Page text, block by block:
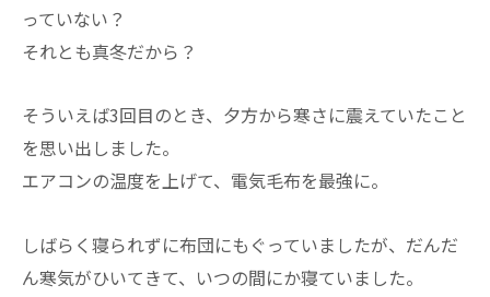
っていない？
それとも真冬だから？
そういえば3回目のとき、夕方から寒さに震えていたこと
を思い出しました。
エアコンの温度を上げて、電気毛布を最強に。
しばらく寝られずに布団にもぐっていましたが、だんだ
ん寒気がひいてきて、いつの間にか寝ていました。